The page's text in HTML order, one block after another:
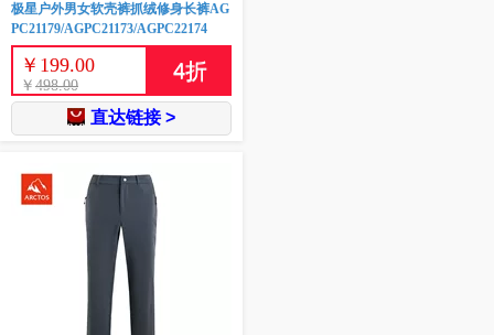
极星户外男女软壳裤抓绒修身长裤AG
PC21179/AGPC21173/AGPC22174
￥ 199.00
￥ 498.00
4折
直达链接 >